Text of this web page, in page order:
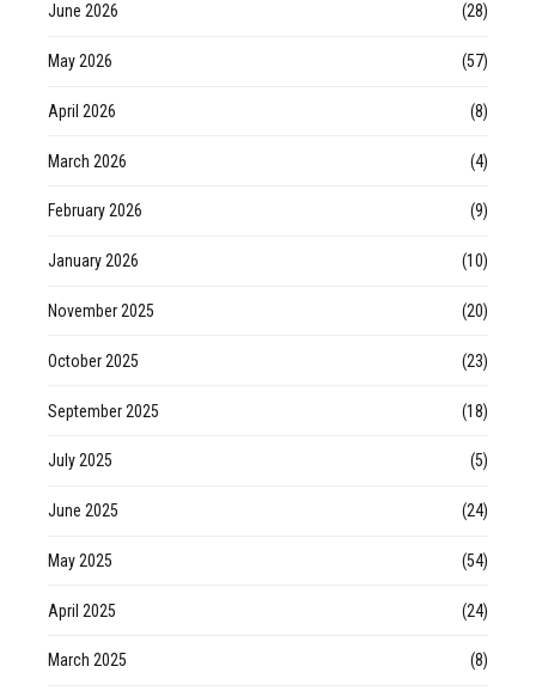
June 2026 (28)
May 2026 (57)
April 2026 (8)
March 2026 (4)
February 2026 (9)
January 2026 (10)
November 2025 (20)
October 2025 (23)
September 2025 (18)
July 2025 (5)
June 2025 (24)
May 2025 (54)
April 2025 (24)
March 2025 (8)